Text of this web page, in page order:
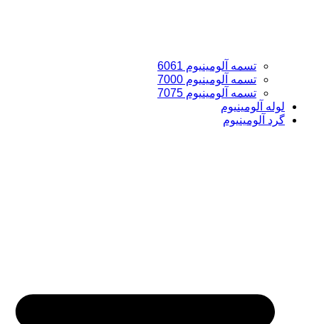
تسمه آلومینیوم 6061
تسمه آلومینیوم 7000
تسمه آلومینیوم 7075
لوله آلومینیوم
گرد آلومینیوم